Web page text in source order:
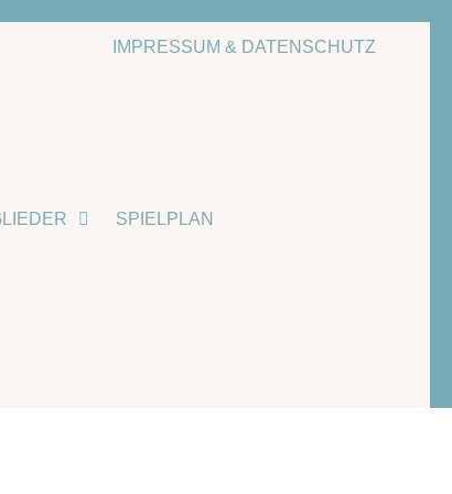
IMPRESSUM & DATENSCHUTZ
SPIELPLAN